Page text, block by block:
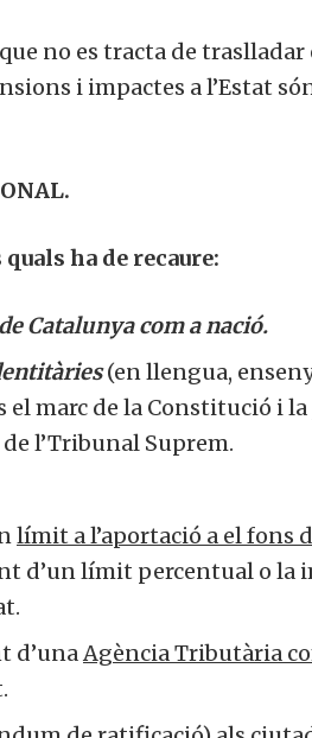
no es tracta de
i impactes a l’Estat
ha de recaure:
Catalunya com a nació.
(en llengua,
el marc de la Constitució i
l’Tribunal Suprem.
límit a l’aportació a el fons
d’un límit percentual o
d’unaAgència Tributària